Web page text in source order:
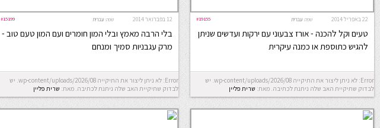
22 באפריל 2014 #19155 שפה: עברית
טעים וקל להכנה - אורז צבעוני עם ירקות ועדשים שניתן
להגיש כתוספת או כמנה עיקרית
Error: לא ניתן ליצור את התיקייה wp-content/uploads/2026/08. יש
לבדוק שתיקיית האב שלה ניתנת לכתיבה. מאת: שרית פליין
12 בפברואר 2014 #15199 שפה: עברית
בלי הרבה מאמץ ובלי המון חומרים ועם המון טעם טוב -
מרק עגבניות סמיך ומנחם
Error: לא ניתן ליצור את התיקייה wp-content/uploads/2026/08. יש
לבדוק שתיקיית האב שלה ניתנת לכתיבה. מאת: שרית פליין